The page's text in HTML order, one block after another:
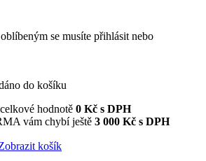
se musíte přihlásit nebo
do košíku
hodnotě 0 Kč s DPH
vám chybí ještě 3 000 Kč s DPH
košík